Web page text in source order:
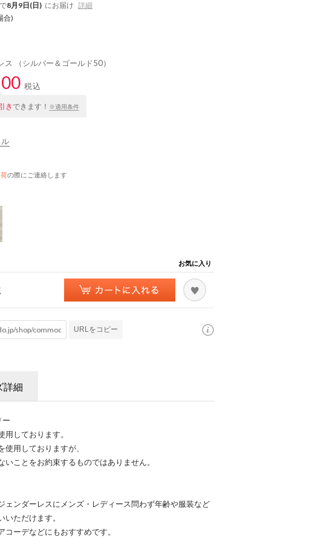
8月9日(日) にお届け 詳細
合)
（シルバー＆ゴールド50）
税込
きできます！ ※適用条件
の際にご連絡します
お気に入り
URLをコピー
詳細
ー
しております。
用しておりますが、
ことをお約束するものではありません。
ェンダーレスにメンズ・レディース問わず年齢や服装など
ただけます。
ーデなどにもおすすめです。